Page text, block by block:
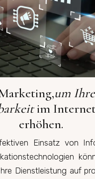
um Ihre
im
erhöhen.
Einsatz von
Dienstleistung auf